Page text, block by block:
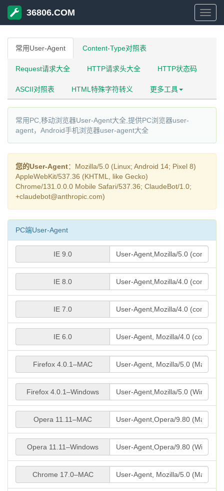
36806.COM
常用User-Agent Content-Type对照表
Request请求大全 HTTP请求头大全 HTTP状态码
ASCII对照表 HTML特殊字符转义 更多工具
常用PC,移动浏览器User-Agent大全,提供PC浏览器user-
agent，Android手机浏览器user-agent大全
您的User-Agent：Mozilla/5.0 (Linux; Android 14; Pixel 8)
AppleWebKit/537.36 (KHTML, like Gecko)
Chrome/131.0.0.0 Mobile Safari/537.36; ClaudeBot/1.0;
+claudebot@anthropic.com)
PC端User-Agent
IE 9.0
IE 8.0
IE 7.0
IE 6.0
Firefox 4.0.1–MAC
Firefox 4.0.1–Windows
Opera 11.11–MAC
Opera 11.11–Windows
Chrome 17.0–MAC